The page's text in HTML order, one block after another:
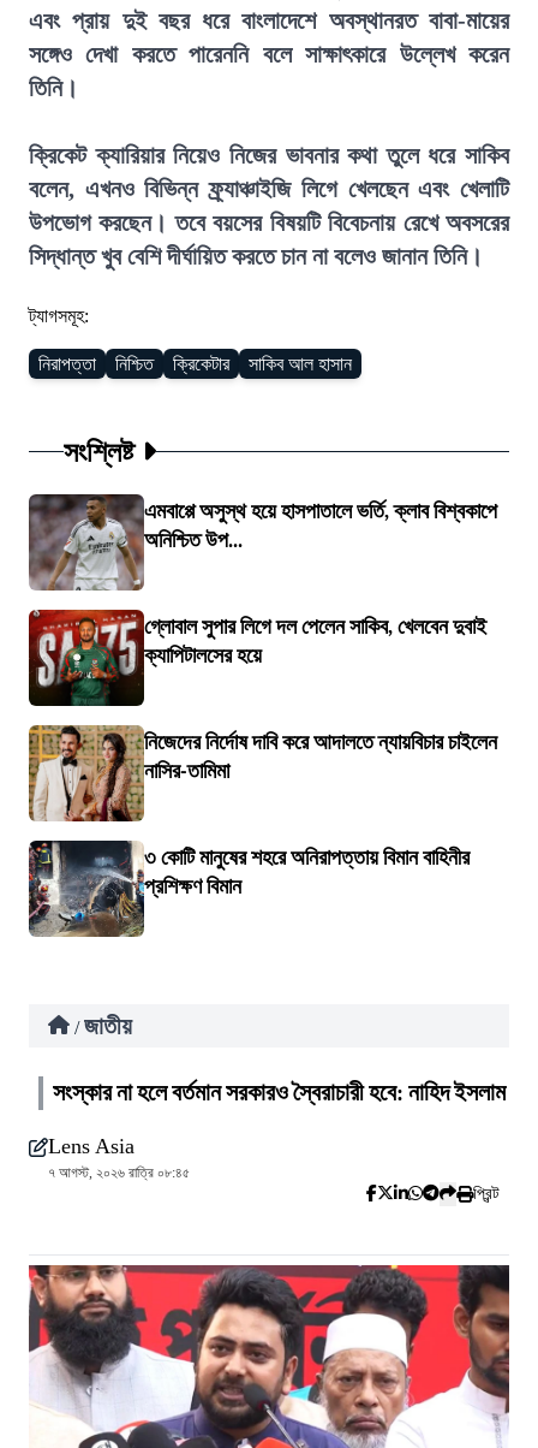
এবং প্রায় দুই বছর ধরে বাংলাদেশে অবস্থানরত বাবা-মায়ের
সঙ্গেও দেখা করতে পারেননি বলে সাক্ষাৎকারে উল্লেখ করেন
তিনি।
ক্রিকেট ক্যারিয়ার নিয়েও নিজের ভাবনার কথা তুলে ধরে সাকিব
বলেন, এখনও বিভিন্ন ফ্র্যাঞ্চাইজি লিগে খেলছেন এবং খেলাটি
উপভোগ করছেন। তবে বয়সের বিষয়টি বিবেচনায় রেখে অবসরের
সিদ্ধান্ত খুব বেশি দীর্ঘায়িত করতে চান না বলেও জানান তিনি।
ট্যাগসমূহ:
নিরাপত্তা নিশ্চিত ক্রিকেটার সাকিব আল হাসান
সংশ্লিষ্ট
এমবাপ্পে অসুস্থ হয়ে হাসপাতালে ভর্তি, ক্লাব বিশ্বকাপে
অনিশ্চিত উপ...
গ্লোবাল সুপার লিগে দল পেলেন সাকিব, খেলবেন দুবাই
ক্যাপিটালসের হয়ে
নিজেদের নির্দোষ দাবি করে আদালতে ন্যায়বিচার চাইলেন
নাসির-তামিমা
৩ কোটি মানুষের শহরে অনিরাপত্তায় বিমান বাহিনীর
প্রশিক্ষণ বিমান
/ জাতীয়
সংস্কার না হলে বর্তমান সরকারও স্বৈরাচারী হবে: নাহিদ ইসলাম
Lens Asia
৭ আগস্ট, ২০২৬ রাত্রি ০৮:৪৫
প্রিন্ট